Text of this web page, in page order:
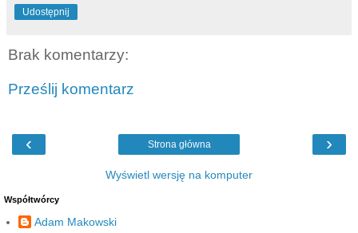
Udostępnij
Brak komentarzy:
Prześlij komentarz
‹ ›
Strona główna
Wyświetl wersję na komputer
Współtwórcy
Adam Makowski